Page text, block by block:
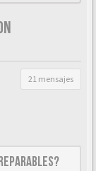
21 mensajes